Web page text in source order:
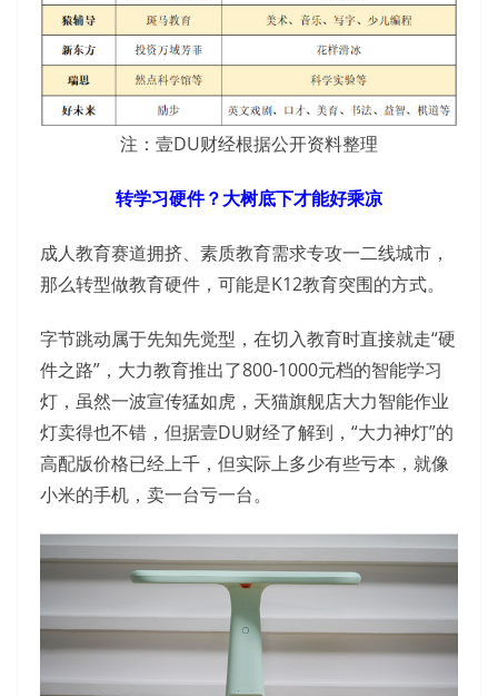
注：壹DU财经根据公开资料整理
转学习硬件？大树底下才能好乘凉
成人教育赛道拥挤、素质教育需求专攻一二线城市，
那么转型做教育硬件，可能是K12教育突围的方式。
字节跳动属于先知先觉型，在切入教育时直接就走“硬
件之路”，大力教育推出了800-1000元档的智能学习
灯，虽然一波宣传猛如虎，天猫旗舰店大力智能作业
灯卖得也不错，但据壹DU财经了解到，“大力神灯”的
高配版价格已经上千，但实际上多少有些亏本，就像
小米的手机，卖一台亏一台。